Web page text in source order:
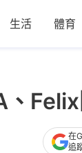
生活 體育
、
在
追